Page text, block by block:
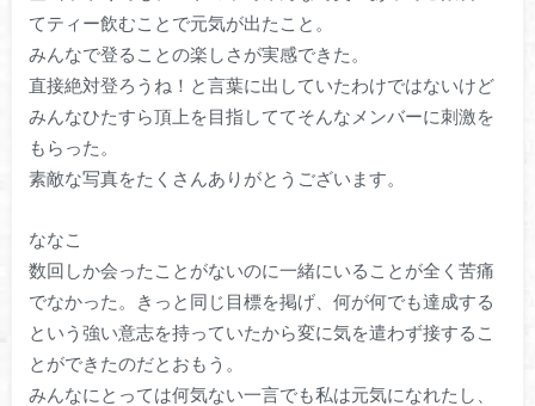
てティー飲むことで元気が出たこと。
みんなで登ることの楽しさが実感できた。
直接絶対登ろうね！と言葉に出していたわけではないけど
みんなひたすら頂上を目指しててそんなメンバーに刺激を
もらった。
素敵な写真をたくさんありがとうございます。
ななこ
数回しか会ったことがないのに一緒にいることが全く苦痛
でなかった。きっと同じ目標を掲げ、何が何でも達成する
という強い意志を持っていたから変に気を遣わず接するこ
とができたのだとおもう。
みんなにとっては何気ない一言でも私は元気になれたし、